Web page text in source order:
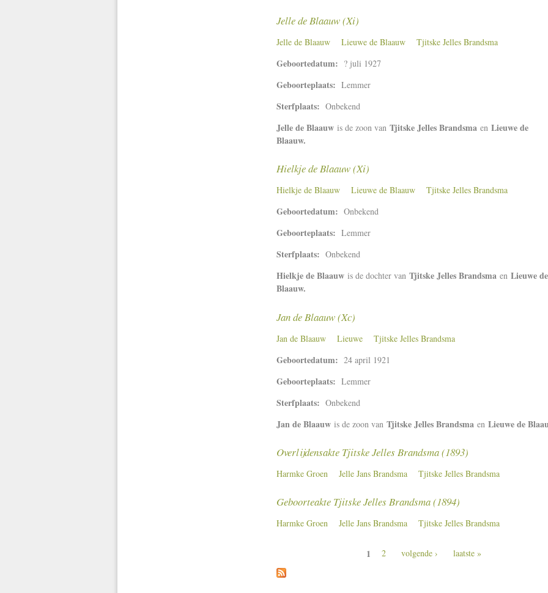
Jelle de Blaauw (Xi)
Jelle de Blaauw Lieuwe de Blaauw Tjitske Jelles Brandsma
Geboortedatum: ? juli 1927
Geboorteplaats: Lemmer
Sterfplaats: Onbekend
Jelle de Blaauw is de zoon van Tjitske Jelles Brandsma en Lieuwe de
Blaauw.
Hielkje de Blaauw (Xi)
Hielkje de Blaauw Lieuwe de Blaauw Tjitske Jelles Brandsma
Geboortedatum: Onbekend
Geboorteplaats: Lemmer
Sterfplaats: Onbekend
Hielkje de Blaauw is de dochter van Tjitske Jelles Brandsma en Lieuwe de
Blaauw.
Jan de Blaauw (Xc)
Jan de Blaauw Lieuwe Tjitske Jelles Brandsma
Geboortedatum: 24 april 1921
Geboorteplaats: Lemmer
Sterfplaats: Onbekend
Jan de Blaauw is de zoon van Tjitske Jelles Brandsma en Lieuwe de
Overlijdensakte Tjitske Jelles Brandsma (1893)
Harmke Groen Jelle Jans Brandsma Tjitske Jelles Brandsma
Geboorteakte Tjitske Jelles Brandsma (1894)
Harmke Groen Jelle Jans Brandsma Tjitske Jelles Brandsma
1 2 volgende › laatste »